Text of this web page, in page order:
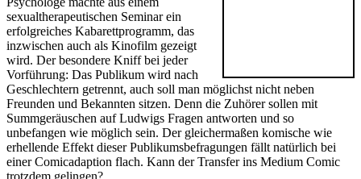
sexualtherapeutischen Seminar ein
erfolgreiches Kabarettprogramm, das
inzwischen auch als Kinofilm gezeigt
wird. Der besondere Kniff bei jeder
Vorführung: Das Publikum wird nach
Geschlechtern getrennt, auch soll man möglichst nicht neben
Freunden und Bekannten sitzen. Denn die Zuhörer sollen mit
Summgeräuschen auf Ludwigs Fragen antworten und so
unbefangen wie möglich sein. Der gleichermaßen komische wie
erhellende Effekt dieser Publikumsbefragungen fällt natürlich bei
einer Comicadaption flach. Kann der Transfer ins Medium Comic
trotzdem gelingen?